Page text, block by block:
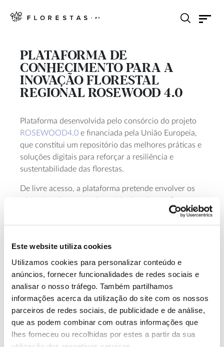
Este website utiliza cookies
Utilizamos cookies para personalizar conteúdo e
anúncios, fornecer funcionalidades de redes sociais e
analisar o nosso tráfego. Também partilhamos
informações acerca da utilização do site com os nossos
parceiros de redes sociais, de publicidade e de análise,
que as podem combinar com outras informações que
lhes forneceu ou recolhidas por estes a partir da sua
PLATAFORMA DE
CONHECIMENTO PARA A
INOVAÇÃO FLORESTAL
REGIONAL ROSEWOOD 4.0
Plataforma desenvolvida pelo consórcio do projeto
ROSEWOOD4.0 e financiada pela União Europeia,
que constitui um repositório das melhores práticas e
soluções digitais para reforçar a resiliência e
sustentabilidade das florestas.
De livre acesso, a plataforma pretende envolver os
pode ser usada por qualquer profissional ou pessoa
interessada na área da silvicultura, dos
políticas florestais, dando-lhes acesso aos avanços e
conhecimentos na área do planeamento e gestão
florestal, bem como conhecimento sobre novas
técnicas e ferramentas de gestão florestal.
Vários projetos portugueses integram a plataforma.
Saiba mais aquiou explore os recursos da
plataforma em